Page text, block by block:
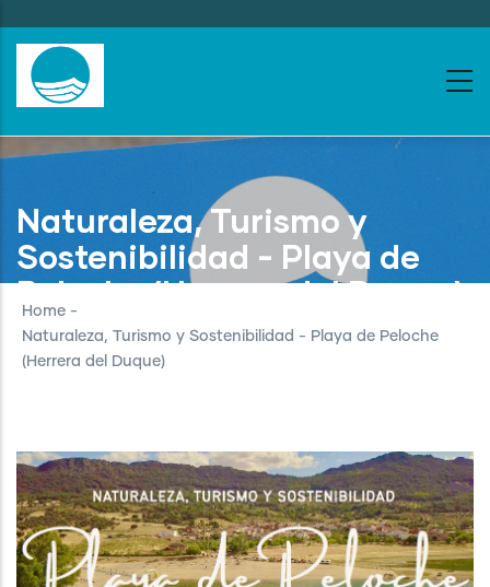
to
main
content
Naturaleza, Turismo y
Sostenibilidad - Playa de
Peloche (Herrera del Duque)
Home -
Naturaleza, Turismo y Sostenibilidad - Playa de Peloche
(Herrera del Duque)